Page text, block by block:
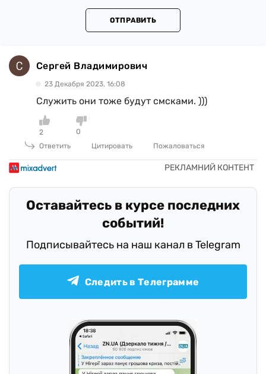
ОТПРАВИТЬ
Сергей Владимирович
23 Декабря 2023, 16:08
Служить они тоже будут смсками. )))
2
0
Ответить
Цитировать Пожаловаться
Оставайтесь в курсе последних
событий!
Подписывайтесь на наш канал в Telegram
Следить в Телеграмме